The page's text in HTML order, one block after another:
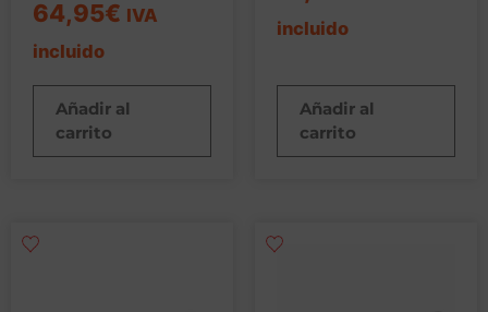
64,95€ IVA
incluido
Añadir al
carrito
incluido
Añadir al
carrito